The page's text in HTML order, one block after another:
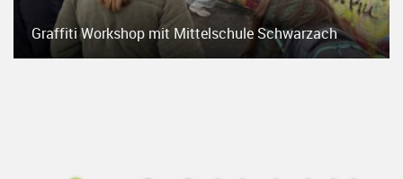
Graffiti Workshop mit Mittelschule Schwarzach